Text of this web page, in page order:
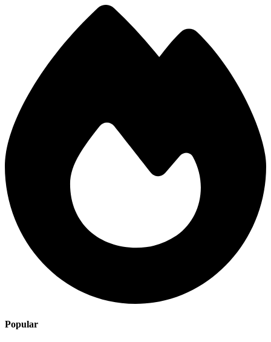
Popular